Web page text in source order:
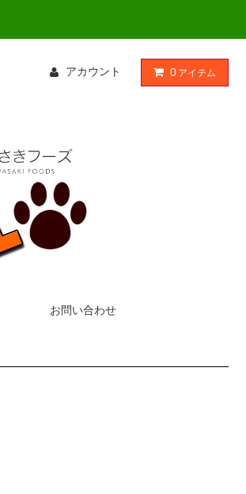
アカウント 0 アイテム
お問い合わせ